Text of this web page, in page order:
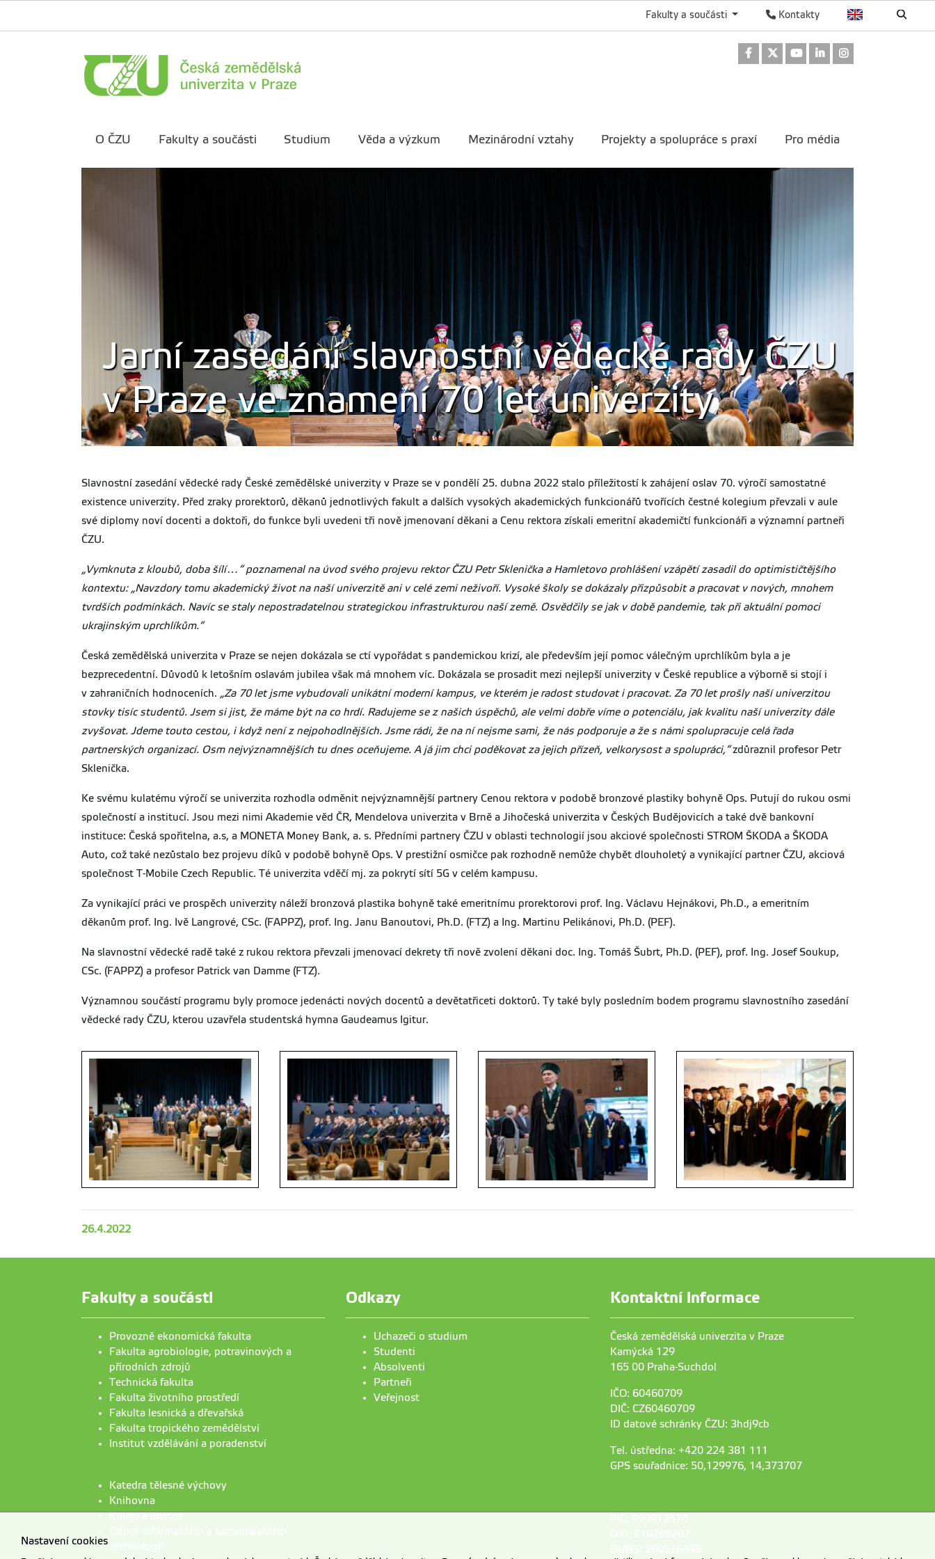
Kontakty
Fakulty a součásti
Odkaz na Facebook
Odkaz na Twitter
Odkaz na Youtube
Odkaz na LinkedIn
O ČZU Fakulty a součásti Studium Věda a výzkum Mezinárodní vztahy Projekty a spolupráce s praxí Pro média
Jarní zasedání slavnostní vědecké rady ČZU
v Praze ve znamení 70 let univerzity
Slavnostní zasedání vědecké rady České zemědělské univerzity v Praze se v pondělí 25. dubna 2022 stalo příležitostí k zahájení oslav 70. výročí samostatné
existence univerzity. Před zraky prorektorů, děkanů jednotlivých fakult a dalších vysokých akademických funkcionářů tvořících čestné kolegium převzali v aule
své diplomy noví docenti a doktoři, do funkce byli uvedeni tři nově jmenovaní děkani a Cenu rektora získali emeritní akademičtí funkcionáři a významní partneři
ČZU.
„Vymknuta z kloubů, doba šílí…“ poznamenal na úvod svého projevu rektor ČZU Petr Sklenička a Hamletovo prohlášení vzápětí zasadil do optimističtějšího
kontextu: „Navzdory tomu akademický život na naší univerzitě ani v celé zemi neživoří. Vysoké školy se dokázaly přizpůsobit a pracovat v nových, mnohem
tvrdších podmínkách. Navíc se staly nepostradatelnou strategickou infrastrukturou naší země. Osvědčily se jak v době pandemie, tak při aktuální pomoci
ukrajinským uprchlíkům.“
Česká zemědělská univerzita v Praze se nejen dokázala se ctí vypořádat s pandemickou krizí, ale především její pomoc válečným uprchlíkům byla a je
bezprecedentní. Důvodů k letošním oslavám jubilea však má mnohem víc. Dokázala se prosadit mezi nejlepší univerzity v České republice a výborně si stojí i
v zahraničních hodnoceních. „Za 70 let jsme vybudovali unikátní moderní kampus, ve kterém je radost studovat i pracovat. Za 70 let prošly naší univerzitou
stovky tisíc studentů. Jsem si jist, že máme být na co hrdí. Radujeme se z našich úspěchů, ale velmi dobře víme o potenciálu, jak kvalitu naší univerzity dále
zvyšovat. Jdeme touto cestou, i když není z nejpohodlnějších. Jsme rádi, že na ní nejsme sami, že nás podporuje a že s námi spolupracuje celá řada
partnerských organizací. Osm nejvýznamnějších tu dnes oceňujeme. A já jim chci poděkovat za jejich přízeň, velkorysost a spolupráci,“zdůraznil profesor Petr
Sklenička.
Ke svému kulatému výročí se univerzita rozhodla odměnit nejvýznamnější partnery Cenou rektora v podobě bronzové plastiky bohyně Ops. Putují do rukou osmi
společností a institucí. Jsou mezi nimi Akademie věd ČR, Mendelova univerzita v Brně a Jihočeská univerzita v Českých Budějovicích a také dvě bankovní
instituce: Česká spořitelna, a.s, a MONETA Money Bank, a. s. Předními partnery ČZU v oblasti technologií jsou akciové společnosti STROM ŠKODA a ŠKODA
Auto, což také nezůstalo bez projevu díků v podobě bohyně Ops. V prestižní osmičce pak rozhodně nemůže chybět dlouholetý a vynikající partner ČZU, akciová
společnost T-Mobile Czech Republic. Té univerzita vděčí mj. za pokrytí sítí 5G v celém kampusu.
Za vynikající práci ve prospěch univerzity náleží bronzová plastika bohyně také emeritnímu prorektorovi prof. Ing. Václavu Hejnákovi, Ph.D., a emeritním
děkanům prof. Ing. Ivě Langrové, CSc. (FAPPZ), prof. Ing. Janu Banoutovi, Ph.D. (FTZ) a Ing. Martinu Pelikánovi, Ph.D. (PEF).
Na slavnostní vědecké radě také z rukou rektora převzali jmenovací dekrety tři nově zvolení děkani doc. Ing. Tomáš Šubrt, Ph.D. (PEF), prof. Ing. Josef Soukup,
CSc. (FAPPZ) a profesor Patrick van Damme (FTZ).
Významnou součástí programu byly promoce jedenácti nových docentů a devětatřiceti doktorů. Ty také byly posledním bodem programu slavnostního zasedání
vědecké rady ČZU, kterou uzavřela studentská hymna Gaudeamus Igitur.
26.4.2022
Fakulty a součásti
Provozně ekonomická fakulta
Fakulta agrobiologie, potravinových a
přírodních zdrojů
Technická fakulta
Fakulta životního prostředí
Fakulta lesnická a dřevařská
Fakulta tropického zemědělství
Institut vzdělávání a poradenství
Katedra tělesné výchovy
Knihovna
Koleje a menza
Odkazy
Uchazeči o studium
Studenti
Absolventi
Partneři
Veřejnost
Kontaktní informace
Česká zemědělská univerzita v Praze
Kamýcká 129
165 00 Praha-Suchdol
IČO: 60460709
DIČ: CZ60460709
ID datové schránky ČZU: 3hdj9cb
Tel. ústředna: +420 224 381 111
GPS souřadnice: 50,129976, 14,373707
Nastavení cookies